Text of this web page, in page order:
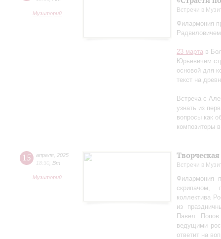
Музиторий Встречи в
Филармония
23 марта в
Юрьевичем
основой для
текст на
Встреча с
узнать из
вопросы как
композиторы
15 апреля 2025
18:30 Вт
Музиторий
Встречи в
Филармония
скрипачом,
коллектива
из
Павел
ведущими
ответит на